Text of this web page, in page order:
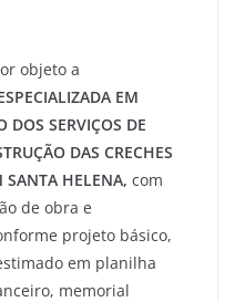
objeto a
EM
DOS SERVIÇOS DE
DAS CRECHES
SANTA HELENA, com
de obra e
projeto básico,
em planilha
memorial